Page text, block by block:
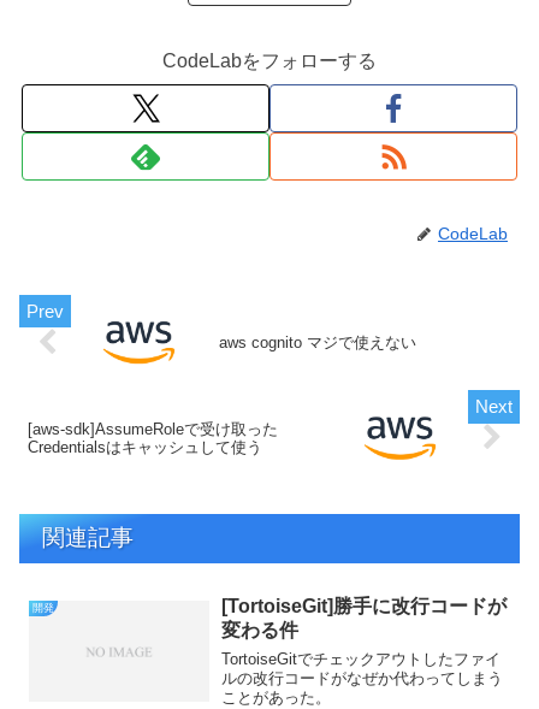
CodeLabをフォローする
CodeLab
aws cognito マジで使えない
[aws-sdk]AssumeRoleで受け取った
Credentialsはキャッシュして使う
関連記事
開発
[TortoiseGit]勝手に改行コードが
変わる件
TortoiseGitでチェックアウトしたファイ
ルの改行コードがなぜか代わってしまう
ことがあった。